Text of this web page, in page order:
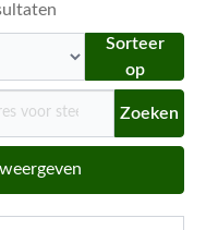
Sorteer
op
Zoeken